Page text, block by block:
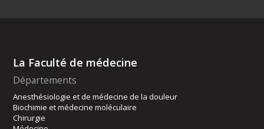
La Faculté de médecine
Départements
Anesthésiologie et de médecine de la douleur
Biochimie et médecine moléculaire
Chirurgie